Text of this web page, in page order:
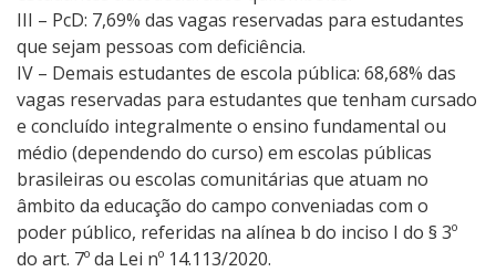
III – PcD: 7,69% das vagas reservadas para estudantes
que sejam pessoas com deficiência.
IV – Demais estudantes de escola pública: 68,68% das
vagas reservadas para estudantes que tenham cursado
e concluído integralmente o ensino fundamental ou
médio (dependendo do curso) em escolas públicas
brasileiras ou escolas comunitárias que atuam no
âmbito da educação do campo conveniadas com o
poder público, referidas na alínea b do inciso I do § 3º
do art. 7º da Lei nº 14.113/2020.